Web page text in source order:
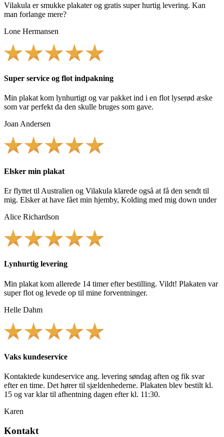
Vilakula er smukke plakater og gratis super hurtig levering. Kan
man forlange mere?
Lone Hermansen
Super service og flot indpakning
Min plakat kom lynhurtigt og var pakket ind i en flot lyserød æske
som var perfekt da den skulle bruges som gave.
Joan Andersen
Elsker min plakat
Er flyttet til Australien og Vilakula klarede også at få den sendt til
mig. Elsker at have fået min hjemby, Kolding med mig down under
Alice Richardson
Lynhurtig levering
Min plakat kom allerede 14 timer efter bestilling. Vildt! Plakaten var
super flot og levede op til mine forventninger.
Helle Dahm
Vaks kundeservice
Kontaktede kundeservice ang. levering søndag aften og fik svar
efter en time. Det hører til sjældenhederne. Plakaten blev bestilt kl.
15 og var klar til afhentning dagen efter kl. 11:30.
Karen
Kontakt